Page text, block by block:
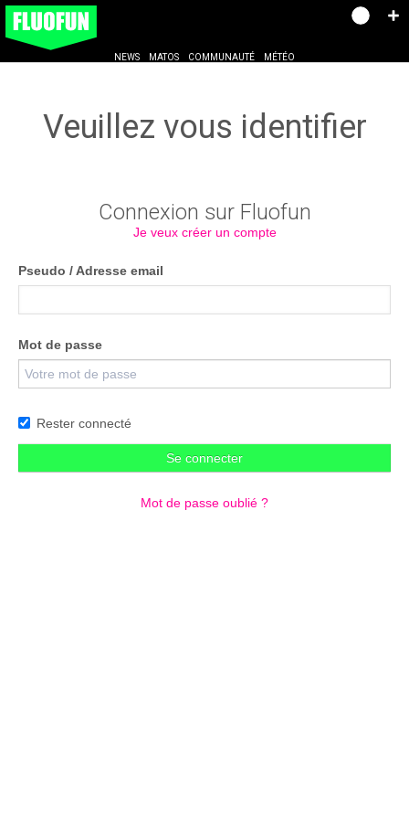
NEWS MATOS COMMUNAUTÉ MÉTÉO
Veuillez vous identifier
Connexion sur Fluofun
Je veux créer un compte
Pseudo / Adresse email
Mot de passe
Rester connecté
Se connecter
Mot de passe oublié ?